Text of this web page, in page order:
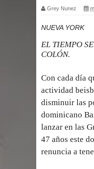
por un
PRM
Tres
Grey Nunez
NUEVA YORK
EL TIEMPO
COLÓN.
Con cada día
actividad
disminuir las
dominicano
lanzar en las
47 años este
renuncia a